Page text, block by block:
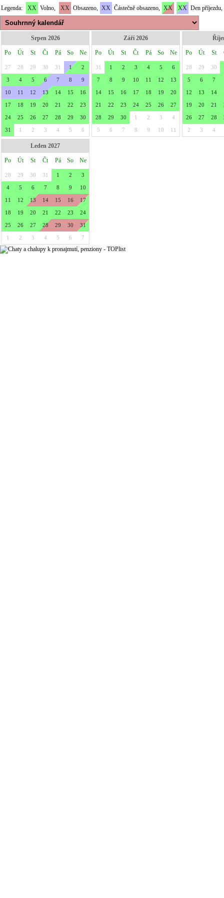
Legenda: XX Volno, XX Obsazeno, XX Částečně obsazeno, XX XX Den příjezdu,
Srpen 2026
Po Út St Čt Pá So Ne
27 28 29 30 31 1 2
3 4 5 6 7 8 9
10 11 12 13 14 15 16
17 18 19 20 21 22 23
24 25 26 27 28 29 30
31 1 2 3 4 5 6
Září 2026
Po Út St Čt Pá So Ne
31 1 2 3 4 5 6
7 8 9 10 11 12 13
14 15 16 17 18 19 20
21 22 23 24 25 26 27
28 29 30 1 2 3 4
5 6 7 8 9 10 11
Po Út St
28 29 30
5 6 7
12 13 14
19 20 21
26 27 28
2 3 4
Leden 2027
Po Út St Čt Pá So Ne
28 29 30 31 1 2 3
4 5 6 7 8 9 10
11 12 13 14 15 16 17
18 19 20 21 22 23 24
25 26 27 28 29 30 31
1 2 3 4 5 6 7